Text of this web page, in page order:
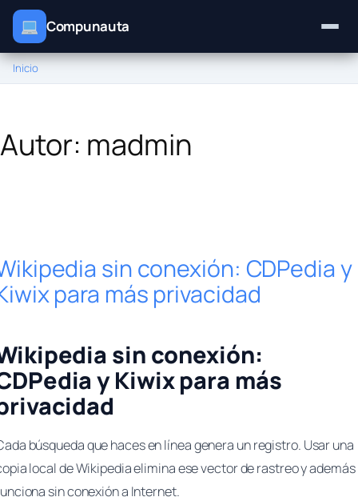
Compunauta
Inicio
contenido
Autor: madmin
sin conexión: CDPedia y
para más privacidad
sin conexión:
y Kiwix para más
búsqueda que haces en línea genera un registro. Usar una
local de Wikipedia elimina ese vector de rastreo y además
sin conexión a Internet.